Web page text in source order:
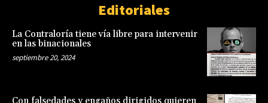
Editoriales
La Contraloría tiene vía libre para intervenir
en las binacionales
septiembre 20, 2024